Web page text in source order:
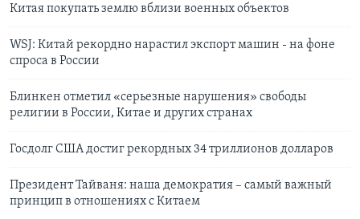
Китая покупать землю вблизи военных объектов
WSJ: Китай рекордно нарастил экспорт машин - на фоне
спроса в России
Блинкен отметил «серьезные нарушения» свободы
религии в России, Китае и других странах
Госдолг США достиг рекордных 34 триллионов долларов
Президент Тайваня: наша демократия – самый важный
принцип в отношениях с Китаем